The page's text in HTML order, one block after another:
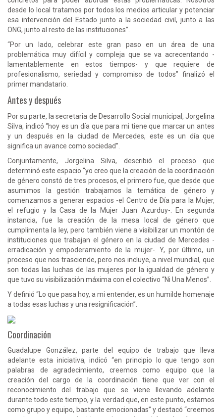
desde lo local tratamos por todos los medios articular y potenciar
esa intervención del Estado junto a la sociedad civil, junto a las
ONG, junto al resto de las instituciones”.
“Por un lado, celebrar este gran paso en un área de una
problemática muy difícil y compleja que se va acrecentando -
lamentablemente en estos tiempos- y que requiere de
profesionalismo, seriedad y compromiso de todos” finalizó el
primer mandatario.
Antes y después
Por su parte, la secretaria de Desarrollo Social municipal, Jorgelina
Silva, indicó “hoy es un día que para mi tiene que marcar un antes
y un después en la ciudad de Mercedes, este es un día que
significa un avance como sociedad”.
Conjuntamente, Jorgelina Silva, describió el proceso que
determinó este espacio “yo creo que la creación de la coordinación
de género constó de tres procesos, el primero fue, que desde que
asumimos la gestión trabajamos la temática de género y
comenzamos a generar espacios -el Centro de Día para la Mujer,
el refugio y la Casa de la Mujer Juan Azurduy-. En segunda
instancia, fue la creación de la mesa local de género que
cumplimenta la ley, pero también viene a visibilizar un montón de
instituciones que trabajan el género en la ciudad de Mercedes -
erradicación y empoderamiento de la mujer-. Y, por último, un
proceso que nos trasciende, pero nos incluye, a nivel mundial, que
son todas las luchas de las mujeres por la igualdad de género y
que tuvo su visibilización máxima con el colectivo “Ni Una Menos”.
Y definió “Lo que pasa hoy, a mi entender, es un humilde homenaje
a todas esas luchas y una resignificación”.
Coordinación
Guadalupe González, parte del equipo de trabajo que lleva
adelante esta iniciativa, indicó “en principio lo que tengo son
palabras de agradecimiento, creemos como equipo que la
creación del cargo de la coordinación tiene que ver con el
reconocimiento del trabajo que se viene llevando adelante
durante todo este tiempo, y la verdad que, en este punto, estamos
como grupo y equipo, bastante emocionadas” y destacó “creemos